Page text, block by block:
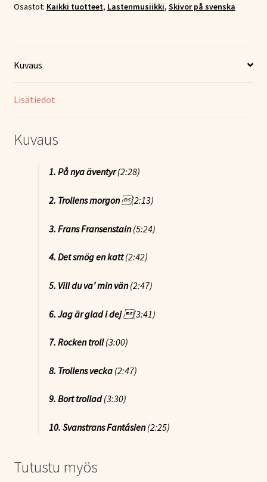
nya
Osastot: Kaikki tuotteet, Lastenmusiikki, Skivor på svenska
Kuvaus
Lisätiedot
Kuvaus
1. På nya äventyr(2:28)
2. Trollens morgon(2:13)
3. Frans Fransenstain(5:24)
4. Det smög en katt(2:42)
5. Vill du va’ min vän(2:47)
6. Jag är glad i dej(3:41)
7. Rocken troll(3:00)
8. Trollens vecka (2:47)
9. Bort trollad(3:30)
10. Svanstrans Fantásien(2:25)
Tutustu myös